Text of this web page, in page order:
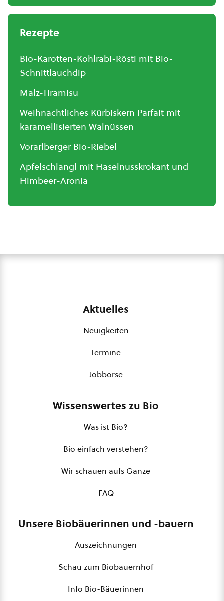
Rezepte
Bio-Karotten-Kohlrabi-Rösti mit Bio-
Schnittlauchdip
Malz-Tiramisu
Weihnachtliches Kürbiskern Parfait mit
karamellisierten Walnüssen
Vorarlberger Bio-Riebel
Apfelschlangl mit Haselnusskrokant und
Himbeer-Aronia
Aktuelles
Neuigkeiten
Termine
Jobbörse
Wissenswertes zu Bio
Was ist Bio?
Bio einfach verstehen?
Wir schauen aufs Ganze
FAQ
Unsere Biobäuerinnen und -bauern
Auszeichnungen
Schau zum Biobauernhof
Info Bio-Bäuerinnen